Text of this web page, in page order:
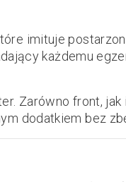
imituje
każdemu
Zarówno front, jak
dodatkiem bez